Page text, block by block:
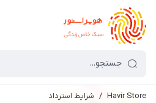
Havir Store
/ شرایط استرداد